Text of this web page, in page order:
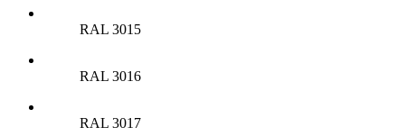
RAL 3015
RAL 3016
RAL 3017